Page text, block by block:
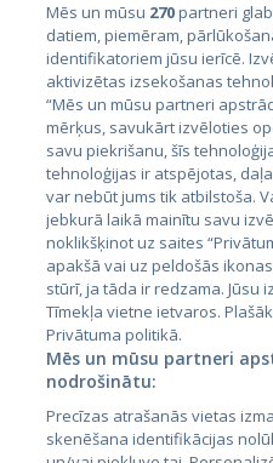
Страны
Эстония
Латвия
Литва
City24.lv
City24.ee
Mēs un mūsu 270partneri
datiem, piemēram,
identifikatoriem jūsu ierīcē.
aktivizētas izsekošanas
“Mēs un mūsu partneri
mērķus, savukārt izvēloties
savu piekrišanu, šīs
tehnoloģijas ir atspējotas,
var nebūt jums tik atbilstoša.
jebkurā laikā mainītu savu
noklikšķinot uz saites
apakšā vai uz peldošās
stūrī, ja tāda ir redzama. Jūsu
Tīmekļa vietne ietvaros.
Privātuma politikā.
Mēs un mūsu partneri
nodrošinātu:
Precīzas atrašanās vietas
skenēšana identifikācijas